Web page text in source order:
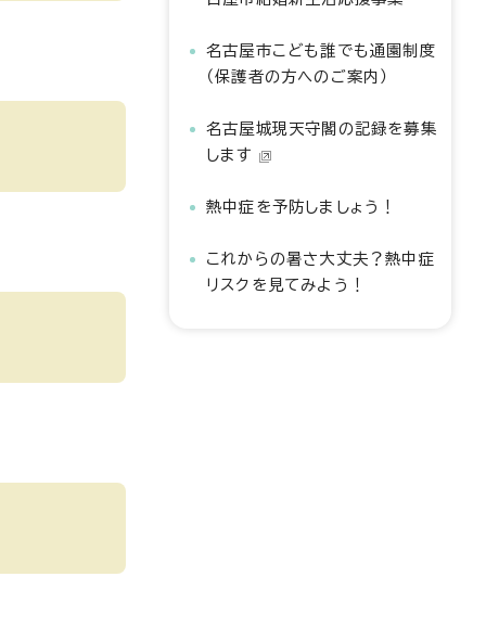
名古屋市こども誰でも通園制度
（保護者の方へのご案内）
名古屋城現天守閣の記録を募集
します
熱中症を予防しましょう！
これからの暑さ大丈夫？熱中症
リスクを見てみよう！